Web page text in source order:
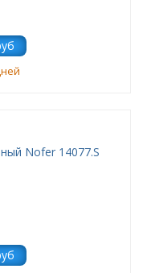
Nofer 14077.S